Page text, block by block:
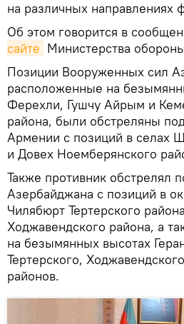
на различных направлениях
Об этом говорится в
сайте Министерства
Позиции Вооруженных сил
расположенные на
Ферехли, Гушчу Айрым и
района, были обстреляны
Армении с позиций в селах
и Довех Ноемберянского
Также противник обстрелял
Азербайджана с позиций в
Чилябюрт Тертерского
Ходжавендского района, а
на безымянных высотах
Тертерского,
районов.